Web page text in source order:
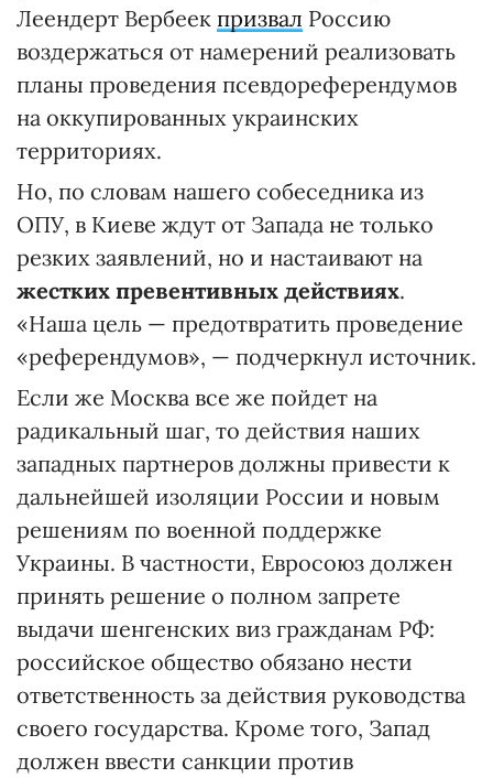
Леендерт Вербеек призвал Россию
воздержаться от намерений реализовать
планы проведения псевдореферендумов
на оккупированных украинских
территориях.
Но, по словам нашего собеседника из
ОПУ, в Киеве ждут от Запада не только
резких заявлений, но и настаивают на
жестких превентивных действиях.
«Наша цель — предотвратить проведение
«референдумов», — подчеркнул источник.
Если же Москва все же пойдет на
радикальный шаг, то действия наших
западных партнеров должны привести к
дальнейшей изоляции России и новым
решениям по военной поддержке
Украины. В частности, Евросоюз должен
принять решение о полном запрете
выдачи шенгенских виз гражданам РФ:
российское общество обязано нести
ответственность за действия руководства
своего государства. Кроме того, Запад
должен ввести санкции против